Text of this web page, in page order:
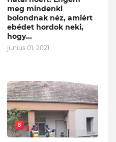
meg mindenki
bolondnak néz, amiért
ebédet hordok neki,
hogy...
június 01, 2021
8